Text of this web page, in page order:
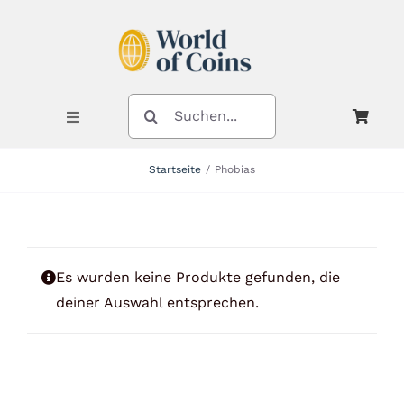
Toggle
Navigation
SUCHE
NACH:
Startseite Phobias
Es wurden keine Produkte gefunden, die
deiner Auswahl entsprechen.